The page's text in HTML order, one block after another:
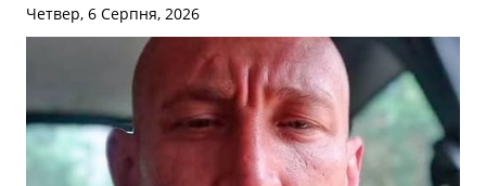
Четвер, 6 Серпня, 2026